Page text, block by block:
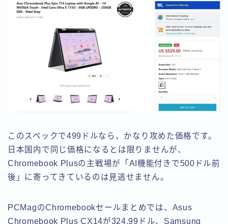
このスペックで499ドルなら、かなり攻めた価格です。
日本国内で同じ価格になるとは限りませんが、
Chromebook Plusの主戦場が「AI機能付きで500ドル前
後」に寄ってきているのは見逃せません。
PCMagのChromebookセールまとめでは、Asus
Chromebook Plus CX14が324.99ドル、Samsung